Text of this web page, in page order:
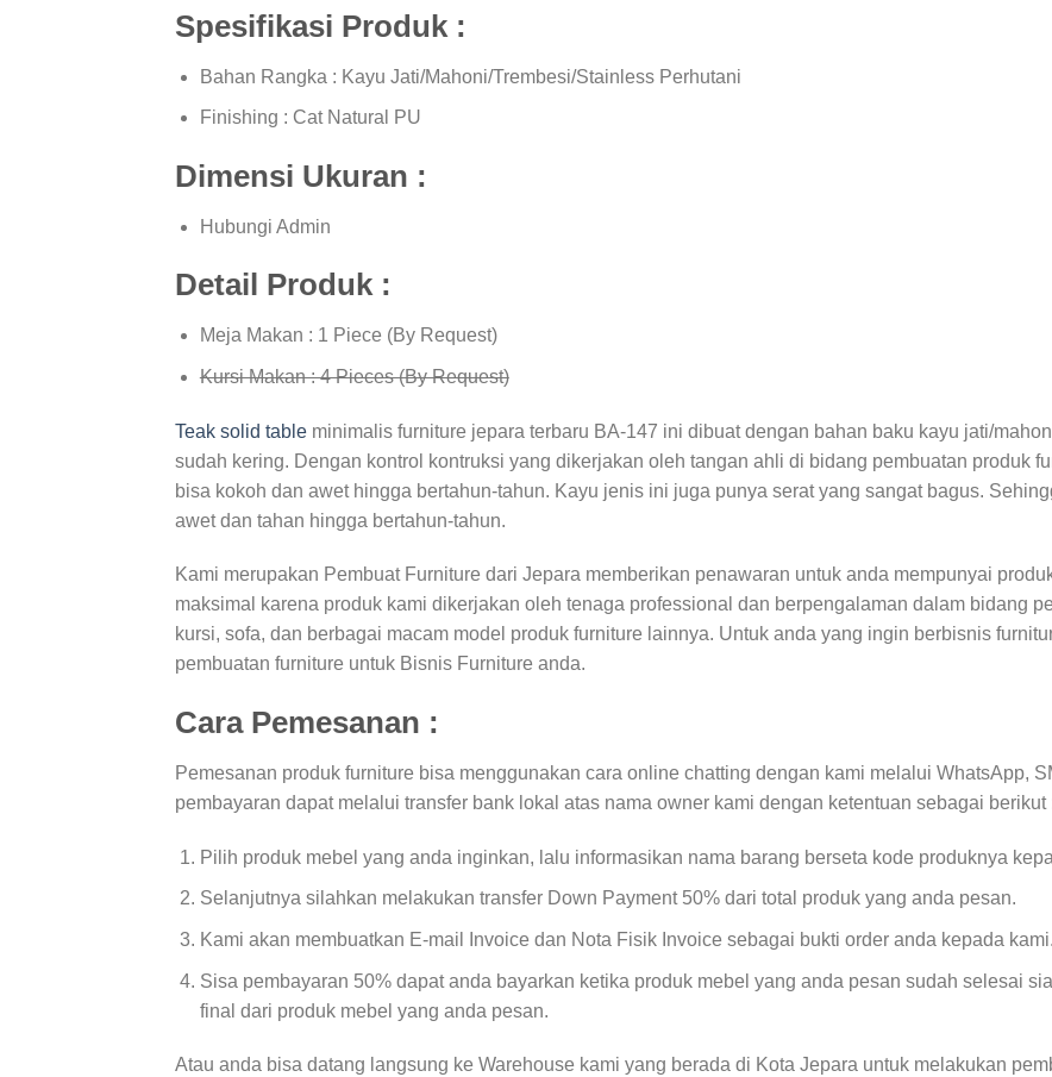
Spesifikasi Produk :
Bahan Rangka : Kayu Jati/Mahoni/Trembesi/Stainless Perhutani
Finishing : Cat Natural PU
Dimensi Ukuran :
Hubungi Admin
Detail Produk :
Meja Makan : 1 Piece (By Request)
Kursi Makan : 4 Pieces (By Request)
Teak solid table minimalis furniture jepara terbaru BA-147 ini dibuat dengan bahan baku kayu jati/
sudah kering. Dengan kontrol kontruksi yang dikerjakan oleh tangan ahli di bidang pembuatan produk
bisa kokoh dan awet hingga bertahun-tahun. Kayu jenis ini juga punya serat yang sangat bagus.
awet dan tahan hingga bertahun-tahun.
Kami merupakan Pembuat Furniture dari Jepara memberikan penawaran untuk anda mempunyai
maksimal karena produk kami dikerjakan oleh tenaga professional dan berpengalaman dalam bidang
kursi, sofa, dan berbagai macam model produk furniture lainnya. Untuk anda yang ingin berbisnis
pembuatan furniture untuk Bisnis Furniture anda.
Cara Pemesanan :
Pemesanan produk furniture bisa menggunakan cara online chatting dengan kami melalui WhatsApp,
pembayaran dapat melalui transfer bank lokal atas nama owner kami dengan ketentuan sebagai berikut
Pilih produk mebel yang anda inginkan, lalu informasikan nama barang berseta kode produknya
Selanjutnya silahkan melakukan transfer Down Payment 50% dari total produk yang anda pesan.
Kami akan membuatkan E-mail Invoice dan Nota Fisik Invoice sebagai bukti order anda kepada kami.
Sisa pembayaran 50% dapat anda bayarkan ketika produk mebel yang anda pesan sudah selesai
final dari produk mebel yang anda pesan.
Atau anda bisa datang langsung ke Warehouse kami yang berada di Kota Jepara untuk melakukan